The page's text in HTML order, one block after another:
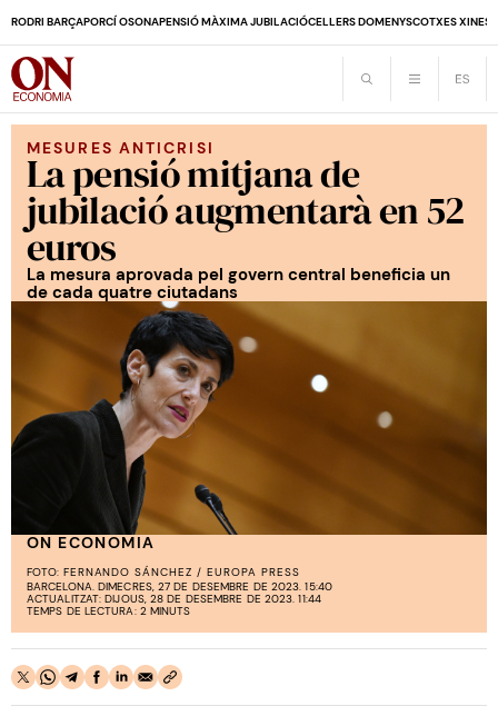
RODRI BARÇAPORCÍ OSONAPENSIÓ MÀXIMA JUBILACIÓCELLERS DOMENYSCOTXES
MESURES ANTICRISI
La pensió mitjana de
jubilació augmentarà en 52
euros
La mesura aprovada pel govern central beneficia un
de cada quatre ciutadans
ON ECONOMIA
FOTO: FERNANDO SÁNCHEZ / EUROPA PRESS
BARCELONA. DIMECRES, 27 DE DESEMBRE DE 2023. 15:40
ACTUALITZAT: DIJOUS, 28 DE DESEMBRE DE 2023. 11:44
TEMPS DE LECTURA: 2 MINUTS